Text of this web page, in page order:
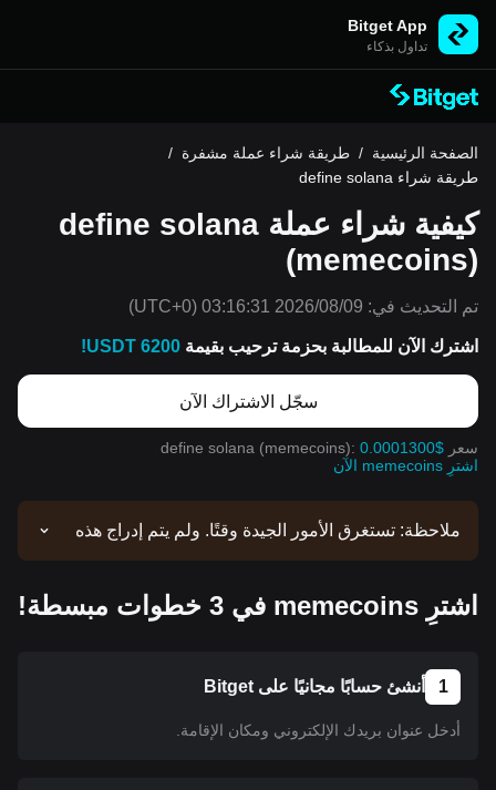
Bitget App
تداول بذكاء
الصفحة الرئيسية / طريقة شراء عملة مشفرة /
طريقة شراء define solana
كيفية شراء عملة define solana
(memecoins)
تم التحديث في: 2026/08/09 03:16:31
(UTC+0)
اشترك الآن للمطالبة بحزمة ترحيب بقيمة 6200 USDT!
سجّل الاشتراك الآن
سعر define solana (memecoins): 0.0001300$
اشترِ memecoins الآن
ملاحظة: تستغرق الأمور الجيدة وقتًا. ولم يتم إدراج هذه
منصة Bitget، يمكنك اتباع البرنامج التعليمي الخاص بنا
لشرائها. كما ينطبق البرنامج التعليمي نفسه على جميع
اشترِ memecoins في 3 خطوات مبسطة!
1 أنشئ حسابًا مجانيًا على Bitget
أدخل عنوان بريدك الإلكتروني ومكان الإقامة.